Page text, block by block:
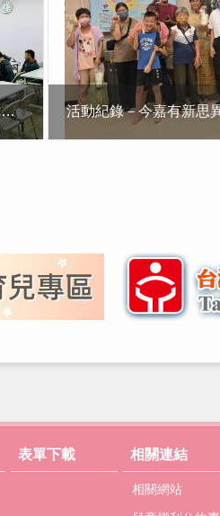
活動紀錄-在嘉義發聲｜用音樂說出你的故事
表單下載 相關連結
相關網站